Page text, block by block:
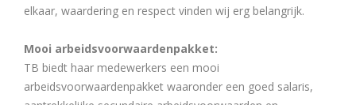
elkaar, waardering en respect vinden wij erg belangrijk.
Mooi arbeidsvoorwaardenpakket:
TB biedt haar medewerkers een mooi
arbeidsvoorwaardenpakket waaronder een goed salaris,